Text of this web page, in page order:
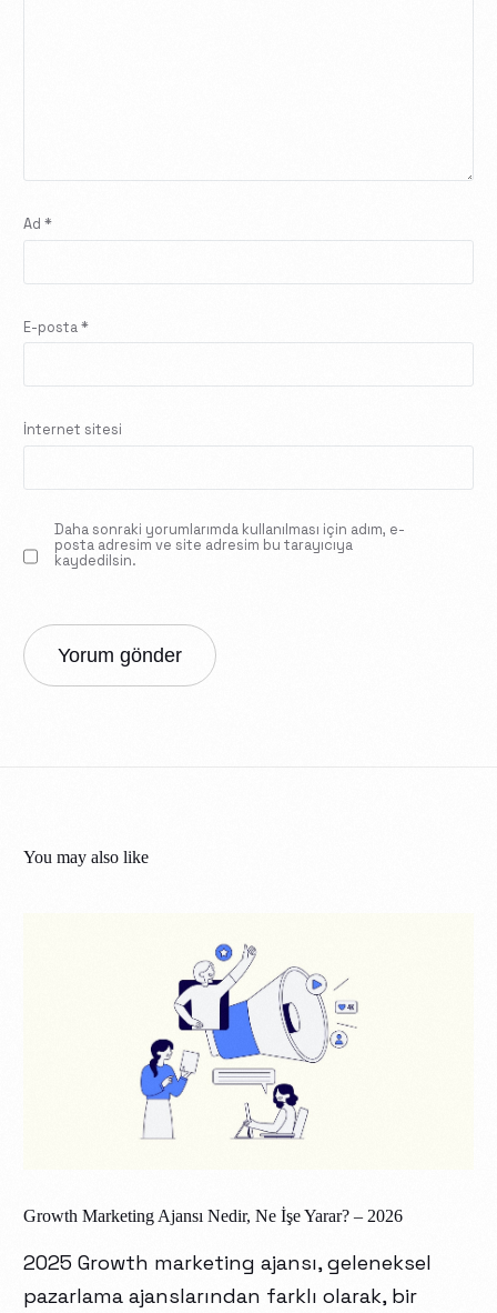
Ad*
E-posta*
İnternet sitesi
Daha sonraki yorumlarımda kullanılması için adım, e-
posta adresim ve site adresim bu tarayıcıya
kaydedilsin.
You may also like
Growth Marketing Ajansı Nedir, Ne İşe Yarar? – 2026
2025 Growth marketing ajansı, geleneksel
pazarlama ajanslarından farklı olarak, bir